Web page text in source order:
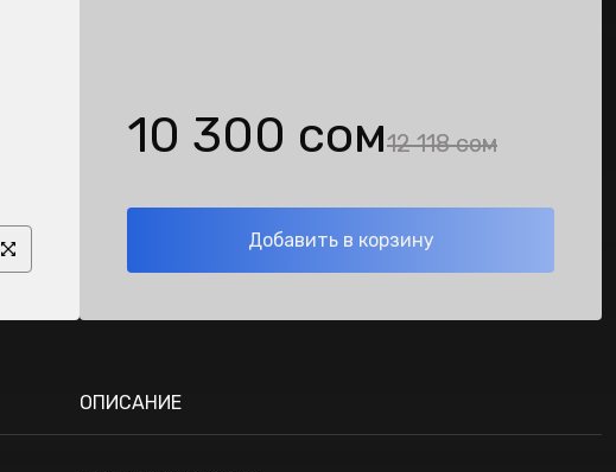
10 300 сом12 118 сом
Добавить в корзину
ОПИСАНИЕ